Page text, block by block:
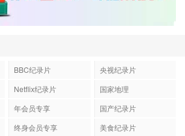
BBC纪录片
央视纪录片
Netflix纪录片
国家地理
年会员专享
国产纪录片
终身会员专享
美食纪录片